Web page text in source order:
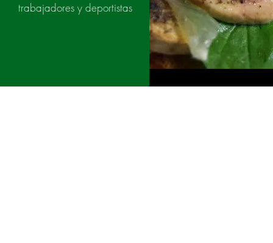
trabajadores y deportistas